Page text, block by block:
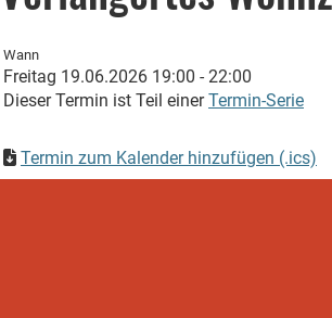
Wann
Freitag 19.06.2026 19:00 - 22:00
Dieser Termin ist Teil einerTermin-Serie
Termin zum Kalender hinzufügen (.ics)